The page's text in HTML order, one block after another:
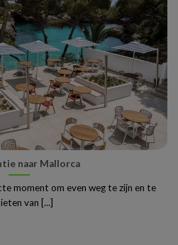
naar Mallorca
moment om even weg te zijn en te
van [...]